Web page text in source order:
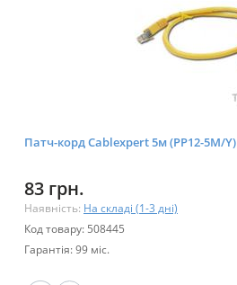
Патч-корд Cablexpert 5м (PP12-5M/Y)
83 грн.
Наявність: На складі (1-3 дні)
Код товару: 508445
Гарантія: 99 міс.